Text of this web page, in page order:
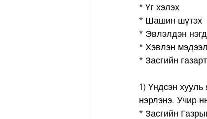
* Үг хэлэх
* Шашин шүтэх
* Эвлэлдэн
* Хэвлэн
* Засгийн
1) Үндсэн
нэрлэнэ. Учир
* Засгийн